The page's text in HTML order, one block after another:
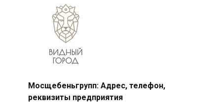
Мосщебеньгрупп: Адрес, телефон,
реквизиты предприятия